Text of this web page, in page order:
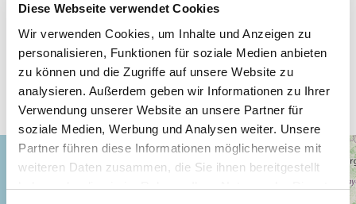
Diese Webseite verwendet Cookies
Wir verwenden Cookies, um Inhalte und Anzeigen zu
personalisieren, Funktionen für soziale Medien anbieten
zu können und die Zugriffe auf unsere Website zu
analysieren. Außerdem geben wir Informationen zu Ihrer
Verwendung unserer Website an unsere Partner für
soziale Medien, Werbung und Analysen weiter. Unsere
Partner führen diese Informationen möglicherweise mit
weiteren Daten zusammen, die Sie ihnen bereitgestellt
haben oder die sie im Rahmen Ihrer Nutzung der Dienste
Unsere WLAN-Hotspots in
Frankreich
+